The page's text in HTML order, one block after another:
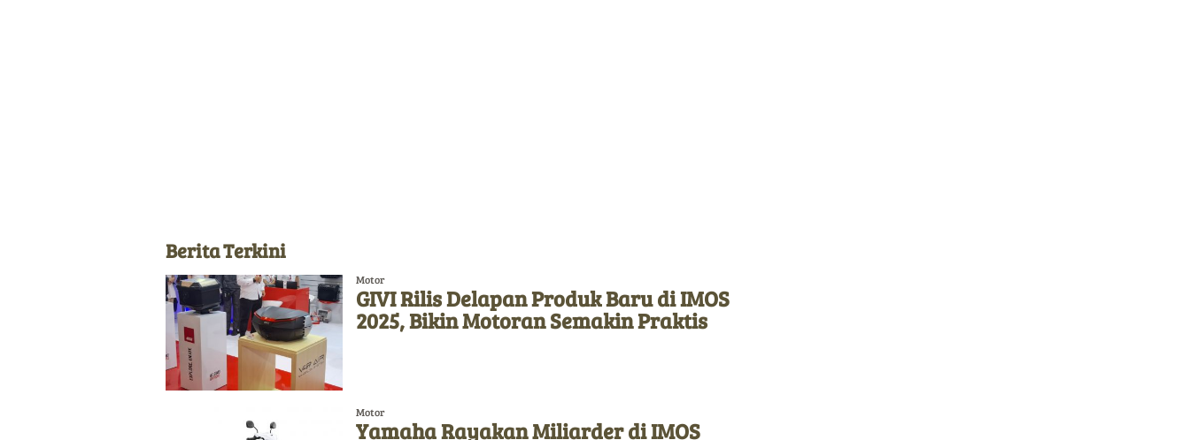
Berita Terkini
Motor
GIVI Rilis Delapan Produk Baru di IMOS
2025, Bikin Motoran Semakin Praktis
Motor
Yamaha Rayakan Miliarder di IMOS